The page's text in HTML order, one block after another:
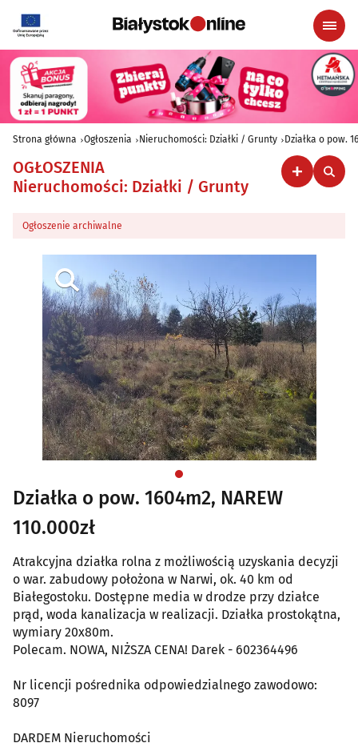
Strona główna Ogłoszenia Nieruchomości: Działki / Grunty Działka o pow.
OGŁOSZENIA
Nieruchomości: Działki / Grunty
Ogłoszenie archiwalne
Działka o pow. 1604m2, NAREW
110.000zł
Atrakcyjna działka rolna z możliwością uzyskania decyzji
o war. zabudowy położona w Narwi, ok. 40 km od
Białegostoku. Dostępne media w drodze przy działce
prąd, woda kanalizacja w realizacji. Działka prostokątna,
wymiary 20x80m.
Polecam. NOWA, NIŻSZA CENA! Darek - 602364496
Nr licencji pośrednika odpowiedzialnego zawodowo:
8097
DARDEM Nieruchomości